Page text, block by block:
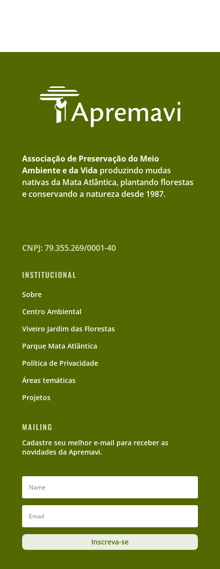
Associação de Preservação do Meio
Ambiente e da Vida produzindo mudas
nativas da Mata Atlântica, plantando florestas
e conservando a natureza desde 1987.
CNPJ: 79.355.269/0001-40
INSTITUCIONAL
Sobre
Centro Ambiental
Viveiro Jardim das Florestas
Parque Mata Atlântica
Política de Privacidade
Áreas temáticas
Projetos
MAILING
Cadastre seu melhor e-mail para receber as
novidades da Apremavi.
Inscreva-se